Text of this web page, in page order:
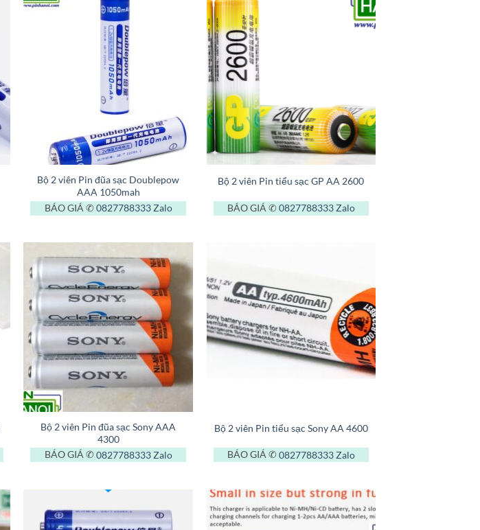
Bộ 2 viên Pin đũa sạc Doublepow
AAA 1050mah
BÁO GIÁ ✆ 0827788333 Zalo
+
Bộ 2 viên Pin tiểu sạc GP AA 2600
BÁO GIÁ ✆ 0827788333 Zalo
+
Bộ 2 viên Pin đũa sạc Sony AAA
4300
BÁO GIÁ ✆ 0827788333 Zalo
Bộ 2 viên Pin tiểu sạc Sony AA 4600
BÁO GIÁ ✆ 0827788333 Zalo